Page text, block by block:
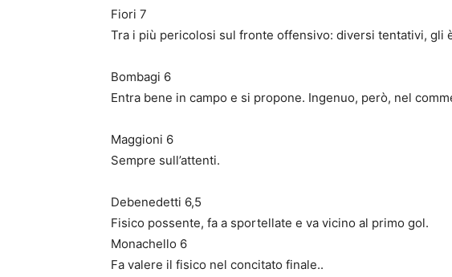
Fiori 7
Tra i più pericolosi sul fronte offensivo: diversi tentativi, gli
Bombagi 6
Entra bene in campo e si propone. Ingenuo, però, nel
Maggioni 6
Sempre sull’attenti.
Debenedetti 6,5
Fisico possente, fa a sportellate e va vicino al primo gol.
Monachello 6
Fa valere il fisico nel concitato finale..